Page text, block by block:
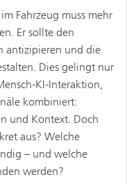
Fahrzeug muss mehr
Er sollte den
antizipieren und die
Dies gelingt nur
KI-Interaktion,
kombiniert:
und Kontext. Doch
aus? Welche
– und welche
werden?